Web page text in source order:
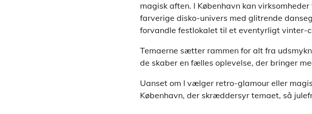
magisk aften. I København kan
farverige disko-univers med glitrende
forvandle festlokalet til et eventyrligt vinter-
Temaerne sætter rammen for alt fra
de skaber en fælles oplevelse, der bringer
Uanset om I vælger retro-glamour eller
København, der skræddersyr temaet, så